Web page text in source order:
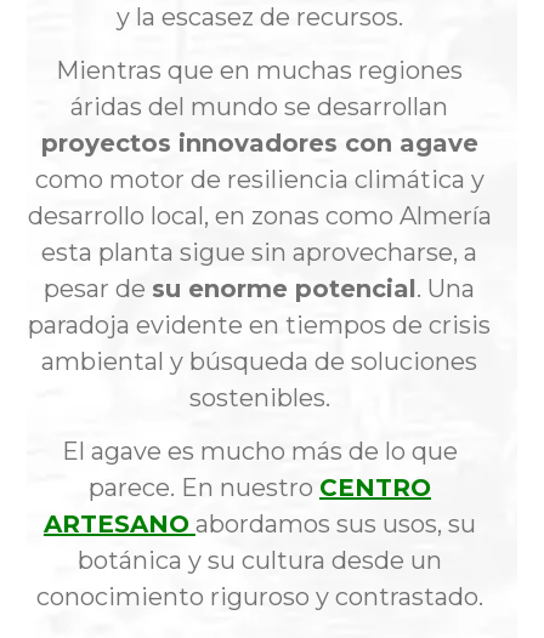
y la escasez de recursos.
Mientras que en muchas regiones
áridas del mundo se desarrollan
proyectos innovadores con agave
como motor de resiliencia climática y
desarrollo local, en zonas como Almería
esta planta sigue sin aprovecharse, a
pesar de su enorme potencial. Una
paradoja evidente en tiempos de crisis
ambiental y búsqueda de soluciones
sostenibles.
El agave es mucho más de lo que
parece. En nuestro CENTRO
ARTESANO abordamos sus usos, su
botánica y su cultura desde un
conocimiento riguroso y contrastado.